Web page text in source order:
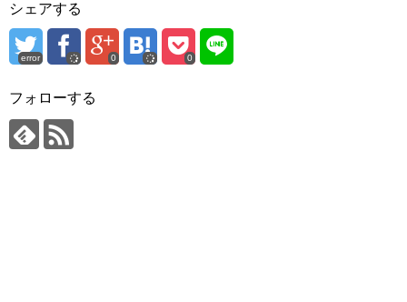
シェアする
error 0 0
フォローする